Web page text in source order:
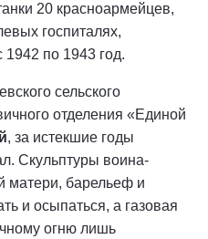
20 красноармейцев,
госпиталях,
по 1943 год.
сельского
отделения «Единой
, за истекшие годы
Скульптуры воина-
матери, барельеф и
и осыпаться, а газовая
огню лишь